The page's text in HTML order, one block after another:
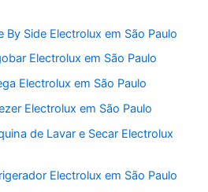
By Side Electrolux em São Paulo
Electrolux em São Paulo
Electrolux em São Paulo
Electrolux em São Paulo
de Lavar e Secar Electrolux
Electrolux em São Paulo